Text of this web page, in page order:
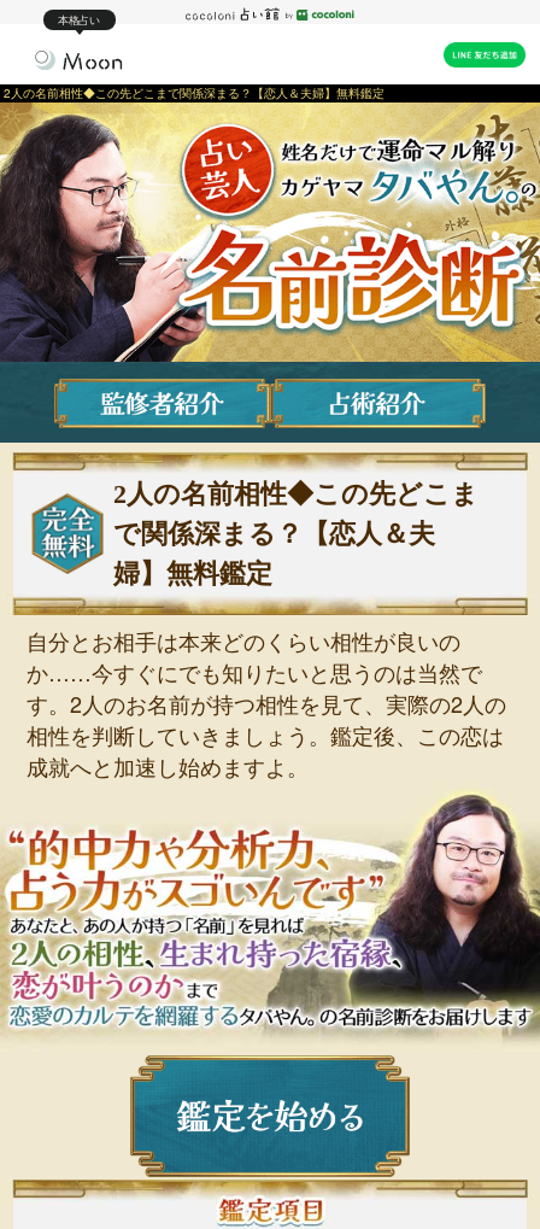
本格占い
2人の名前相性◆この先どこまで関係深まる？【恋人＆夫婦】無料鑑定
2人の名前相性◆この先どこま
で関係深まる？【恋人＆夫
婦】無料鑑定
自分とお相手は本来どのくらい相性が良いの
か……今すぐにでも知りたいと思うのは当然で
す。2人のお名前が持つ相性を見て、実際の2人の
相性を判断していきましょう。鑑定後、この恋は
成就へと加速し始めますよ。